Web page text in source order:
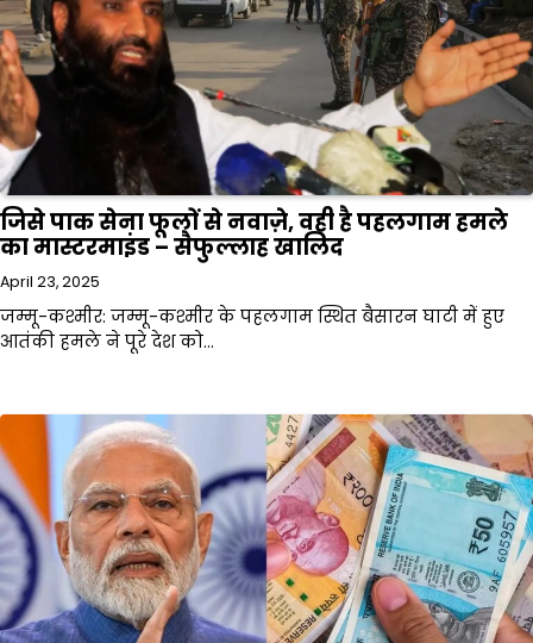
जिसे पाक सेना फूलों से नवाज़े, वही है पहलगाम हमले
का मास्टरमाइंड – सैफुल्लाह खालिद
April 23, 2025
जम्मू-कश्मीर: जम्मू-कश्मीर के पहलगाम स्थित बैसारन घाटी में हुए
आतंकी हमले ने पूरे देश को…